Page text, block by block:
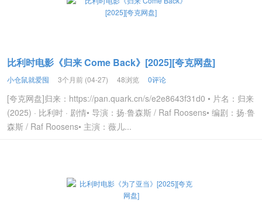
比利时电影《归来 Come Back》[2025][夸克网盘]
小仓鼠就爱囤 3个月前 (04-27) 48浏览 0评论
[夸克网盘]归来：https://pan.quark.cn/s/e2e8643f31d0 • 片名：归来
(2025) · 比利时 · 剧情• 导演：扬·鲁森斯 / Raf Roosens• 编剧：扬·鲁
森斯 / Raf Roosens• 主演：薇儿...